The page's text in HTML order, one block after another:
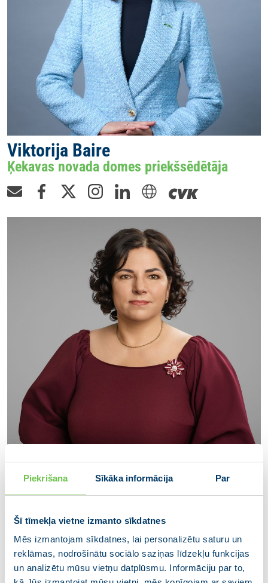
Piekrišana Sīkāka informācija Par
Šī tīmekļa vietne izmanto sīkdatnes
Mēs izmantojam sīkdatnes, lai personalizētu saturu un
reklāmas, nodrošinātu sociālo saziņas līdzekļu funkcijas
un analizētu mūsu vietņu datplūsmu. Informāciju par to,
Viktorija Baire
Ķekavas novada domes priekšsēdētāja
Vita Broka
Ķekavas novada domes deputāte